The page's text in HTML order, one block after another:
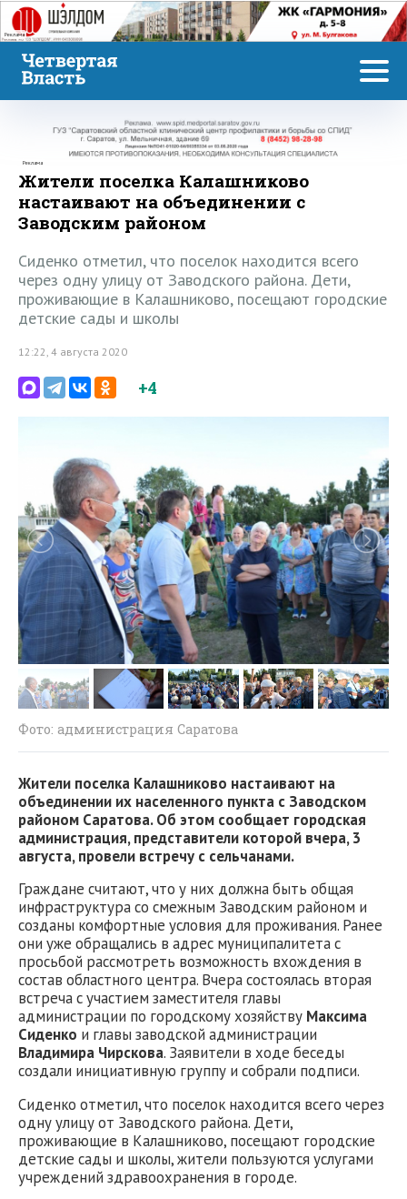
Реклама
Реклама
Жители поселка Калашниково
настаивают на объединении с
Заводским районом
Сиденко отметил, что поселок находится всего
через одну улицу от Заводского района. Дети,
проживающие в Калашниково, посещают городские
детские сады и школы
12:22, 4 августа 2020
+4
Фото: администрация Саратова
Жители поселка Калашниково настаивают на
объединении их населенного пункта с Заводском
районом Саратова. Об этом сообщает городская
администрация, представители которой вчера, 3
августа, провели встречу с сельчанами.
Граждане считают, что у них должна быть общая
инфраструктура со смежным Заводским районом и
созданы комфортные условия для проживания. Ранее
они уже обращались в адрес муниципалитета с
просьбой рассмотреть возможность вхождения в
состав областного центра. Вчера состоялась вторая
встреча с участием заместителя главы
администрации по городскому хозяйству Максима
Сиденко и главы заводской администрации
Владимира Чирскова. Заявители в ходе беседы
создали инициативную группу и собрали подписи.
Сиденко отметил, что поселок находится всего через
одну улицу от Заводского района. Дети,
проживающие в Калашниково, посещают городские
детские сады и школы, жители пользуются услугами
учреждений здравоохранения в городе.